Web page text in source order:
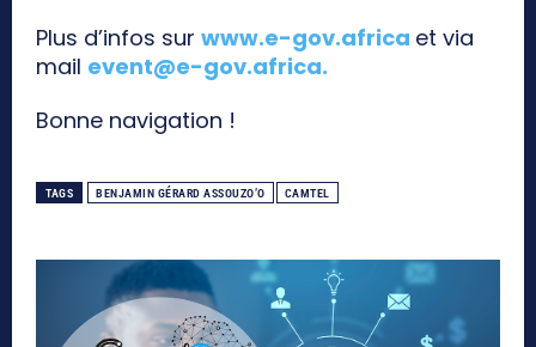
Plus d’infos sur www.e-gov.africa et via
mail event@e-gov.africa.
Bonne navigation !
TAGS BENJAMIN GÉRARD ASSOUZO’O CAMTEL